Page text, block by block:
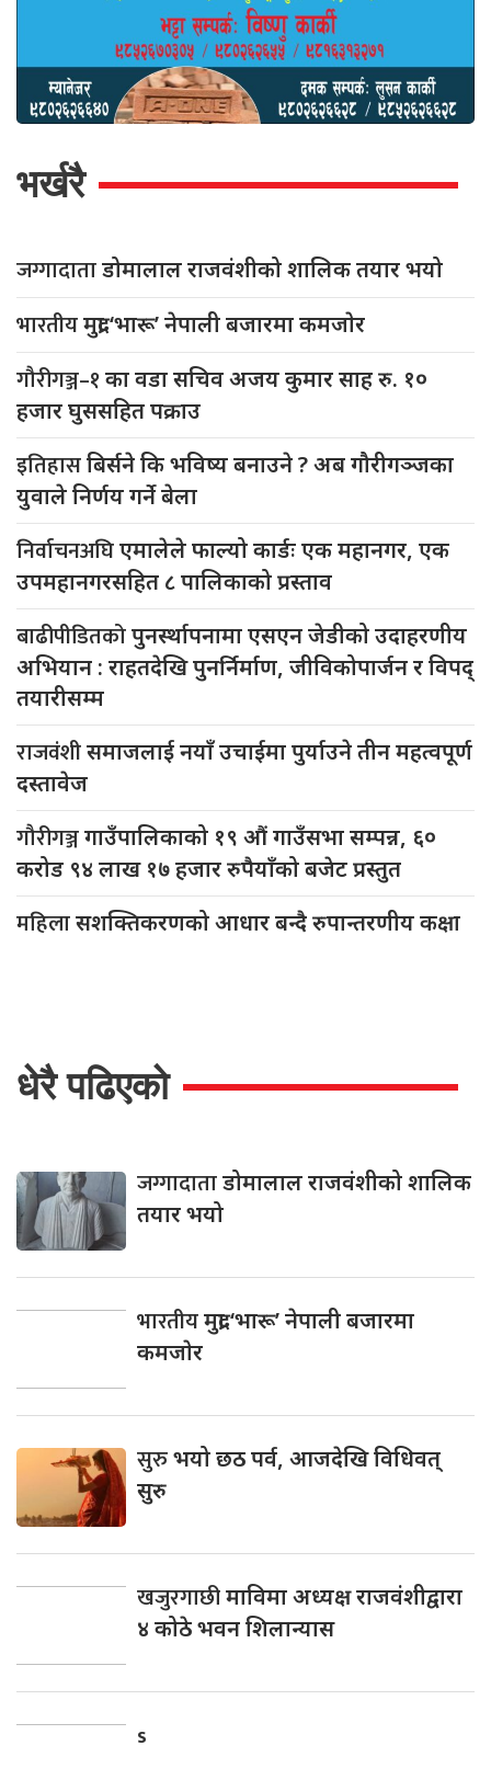
भर्खरै
जग्गादाताडोमालाल राजवंशीको शालिक तयार भयो
भारतीयमुद्रा ‘भारू’ नेपाली बजारमा कमजाेर
गौरीगञ्ज–१का वडा सचिव अजय कुमार साह रु. १०
हजार घुससहित पक्राउ
इतिहासबिर्सने कि भविष्य बनाउने ? अब गौरीगञ्जका
युवाले निर्णय गर्ने बेला
निर्वाचनअघिएमालेले फाल्यो कार्डः एक महानगर, एक
उपमहानगरसहित ८ पालिकाको प्रस्ताव
बाढीपीडितकोपुनर्स्थापनामा एसएन जेडीको उदाहरणीय
अभियान : राहतदेखि पुनर्निर्माण, जीविकोपार्जन र विपद्
तयारीसम्म
राजवंशीसमाजलाई नयाँ उचाईमा पुर्याउने तीन महत्वपूर्ण
दस्तावेज
गौरीगञ्जगाउँपालिकाको १९ औं गाउँसभा सम्पन्न, ६०
करोड ९४ लाख १७ हजार रुपैयाँको बजेट प्रस्तुत
महिलासशक्तिकरणको आधार बन्दै रुपान्तरणीय कक्षा
धेरै पढिएको
जग्गादाताडोमालाल राजवंशीको शालिक
तयार भयो
भारतीयमुद्रा ‘भारू’ नेपाली बजारमा
कमजाेर
सुरुभयो छठ पर्व, आजदेखि विधिवत्
सुरु
खजुरगाछीमाविमा अध्यक्ष राजवंशीद्वारा
४ कोठे भवन शिलान्यास
s